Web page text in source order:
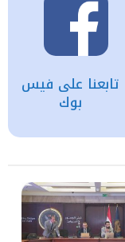
تابعنا على فيس
بوك